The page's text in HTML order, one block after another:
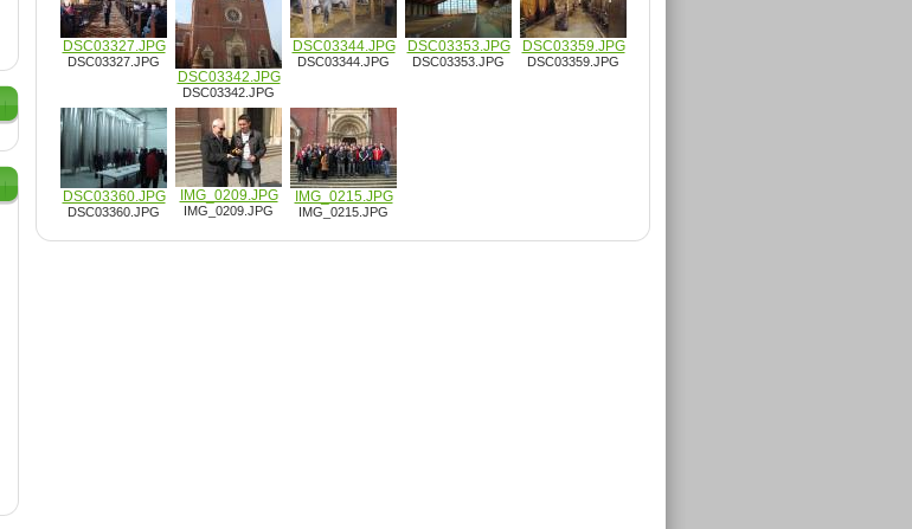
DSC03327.JPG
DSC03327.JPG
DSC03342.JPG
DSC03342.JPG
DSC03344.JPG
DSC03344.JPG
DSC03353.JPG
DSC03353.JPG
DSC03359.JPG
DSC03359.JPG
DSC03360.JPG
DSC03360.JPG
IMG_0209.JPG
IMG_0209.JPG
IMG_0215.JPG
IMG_0215.JPG